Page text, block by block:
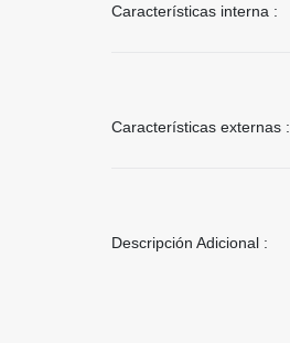
Características interna :
Características externas :
Descripción Adicional :